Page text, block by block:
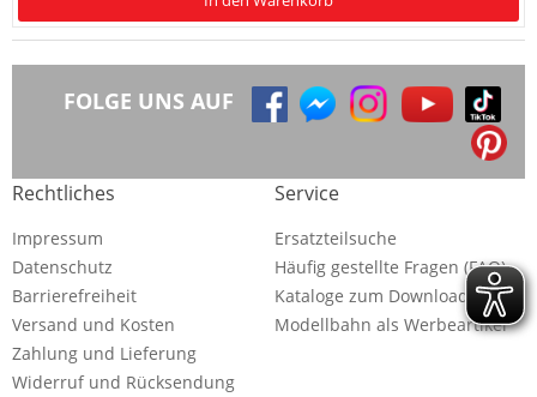
FOLGE UNS AUF
Rechtliches
Impressum
Datenschutz
Barrierefreiheit
Versand und Kosten
Zahlung und Lieferung
Widerruf und Rücksendung
Service
Ersatzteilsuche
Häufig gestellte Fragen (FAQ)
Kataloge zum Download
Modellbahn als Werbeartikel